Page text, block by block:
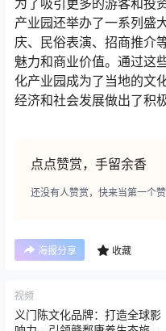
为了吸引更多的游客和投
产业园还举办了一系列盛
庆、民俗表演、招商推介
魅力和商业价值。通过这
化产业园成为了当地的文
经济和社会发展做出了积
点点赞赏，手留余香
还没有人赞赏，快来当第一个赞
海报分享 收藏
视频
义门陈文化品牌：打造全球影